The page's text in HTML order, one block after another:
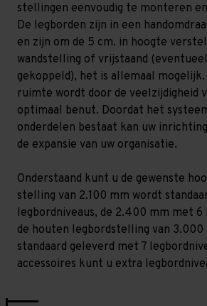
stellingen eenvoudig te monteren
De legborden zijn in een
en zijn om de 5 cm. in hoogte
wandstelling of vrijstaand
gekoppeld), het is allemaal
ruimte wordt door de veelzijdigheid
optimaal benut. Doordat het
onderdelen bestaat kan uw
de expansie van uw organisatie.
Onderstaand kunt u de gewenste
stelling van 2.100 mm wordt
legbordniveaus, de 2.400 mm met 6
de houten legbordstelling van
standaard geleverd met 7
accessoires kunt u extra